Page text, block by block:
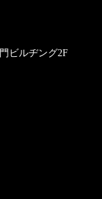
ビルヂング2F